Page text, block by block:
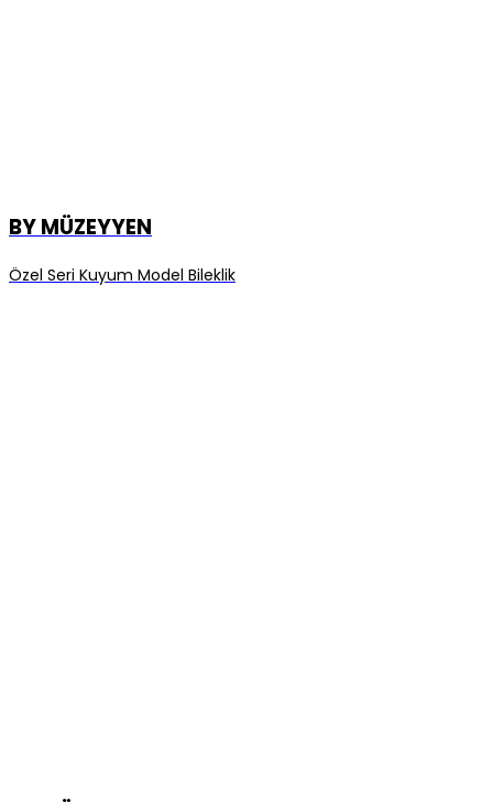
BY MÜZEYYEN
Özel Seri Kuyum Model Bileklik